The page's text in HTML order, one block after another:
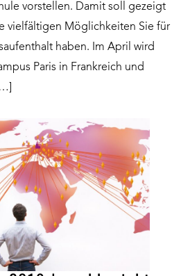
vorstellen. Damit soll gezeigt
vielfältigen Möglichkeiten Sie für
haben. Im April wird
Paris in Frankreich und